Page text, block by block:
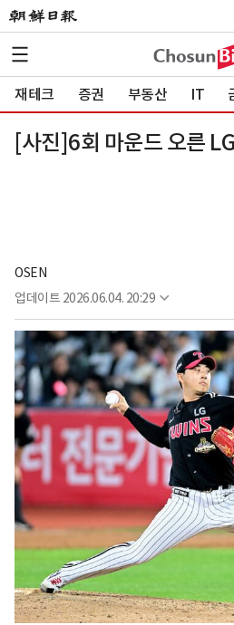
재테크 증권 부동산 IT
[사진]6회 마운드 오른
OSEN
업데이트 2026.06.04. 20:29